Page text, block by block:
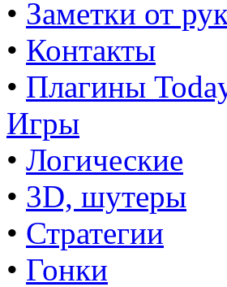
• Заметки от
• Контакты
• Плагины
Игры
• Логические
• 3D, шутеры
• Стратегии
• Гонки